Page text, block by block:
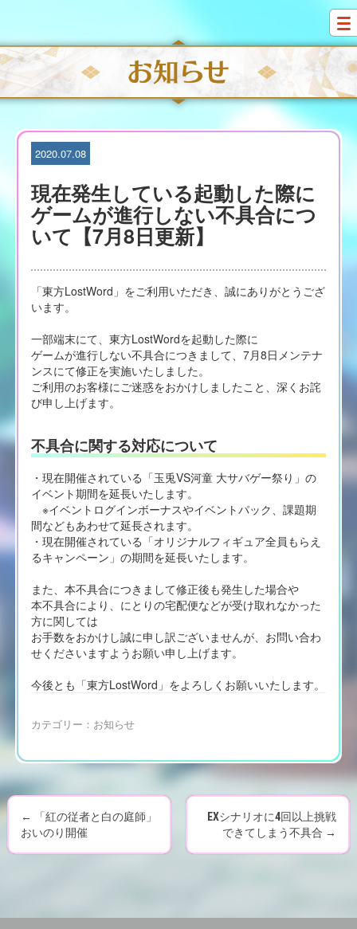
i
p
t
o
c
2020.07.08
現在発生している起動した際に
ゲームが進行しない不具合につ
いて【7月8日更新】
「東方LostWord」をご利用いただき、誠にありがとうござ
います。
一部端末にて、東方LostWordを起動した際に
ゲームが進行しない不具合につきまして、7月8日メンテナ
ンスにて修正を実施いたしました。
ご利用のお客様にご迷惑をおかけしましたこと、深くお詫
び申し上げます。
不具合に関する対応について
・現在開催されている「玉兎VS河童 大サバゲー祭り」の
イベント期間を延長いたします。
※イベントログインボーナスやイベントパック、課題期
間などもあわせて延長されます。
・現在開催されている「オリジナルフィギュア全員もらえ
るキャンペーン」の期間を延長いたします。
また、本不具合につきまして修正後も発生した場合や
本不具合により、にとりの宅配便などが受け取れなかった
方に関しては
お手数をおかけし誠に申し訳ございませんが、お問い合わ
せくださいますようお願い申し上げます。
今後とも「東方LostWord」をよろしくお願いいたします。
カテゴリー： お知らせ
P
←
「紅の従者と白の庭師」
おいのり開催
EXシナリオに4回以上挑戦
できてしまう不具合 →